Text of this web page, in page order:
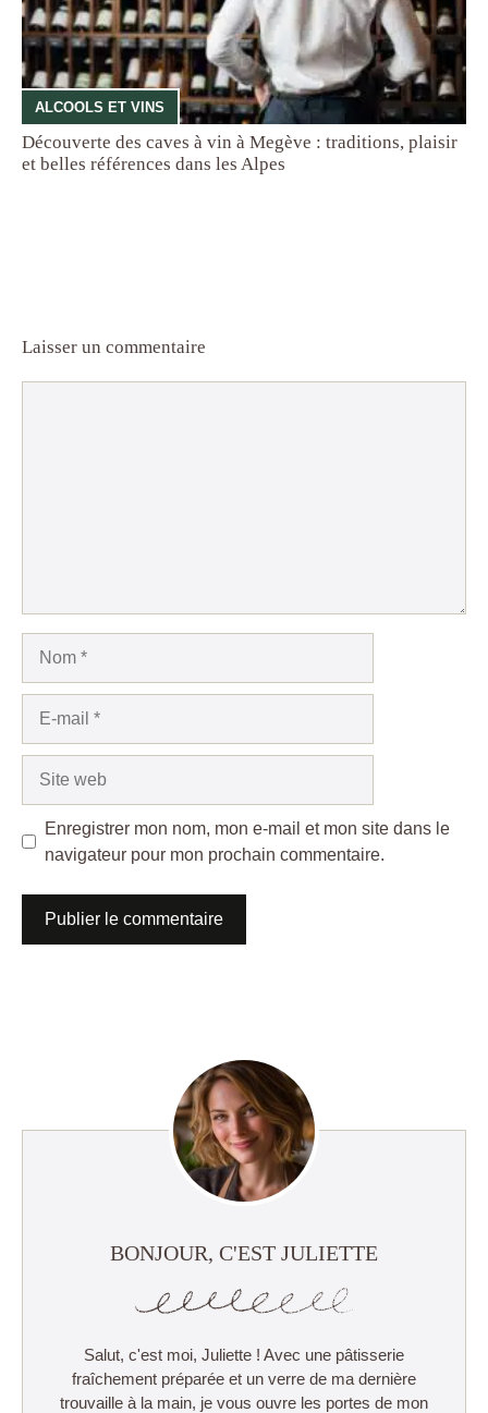
ALCOOLS ET VINS
Découverte des caves à vin à Megève : traditions, plaisir
et belles références dans les Alpes
Laisser un commentaire
Enregistrer mon nom, mon e-mail et mon site dans le
navigateur pour mon prochain commentaire.
BONJOUR, C'EST JULIETTE
Salut, c'est moi, Juliette ! Avec une pâtisserie
fraîchement préparée et un verre de ma dernière
trouvaille à la main, je vous ouvre les portes de mon